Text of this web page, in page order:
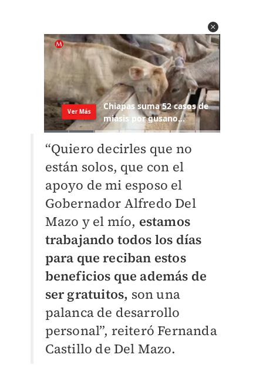
“Quiero decirles que no
están solos, que con el
apoyo de mi esposo el
Gobernador Alfredo Del
Mazo y el mío, estamos
trabajando todos los días
para que reciban estos
beneficios que además de
ser gratuitos, son una
palanca de desarrollo
personal”, reiteró Fernanda
Castillo de Del Mazo.